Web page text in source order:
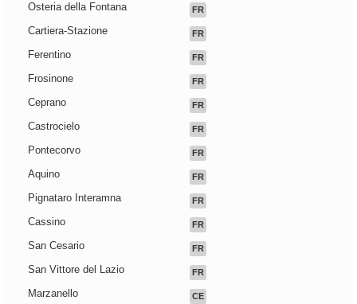
Osteria della Fontana FR
Cartiera-Stazione FR
Ferentino FR
Frosinone FR
Ceprano FR
Castrocielo FR
Pontecorvo FR
Aquino FR
Pignataro Interamna FR
Cassino FR
San Cesario FR
San Vittore del Lazio FR
Marzanello CE